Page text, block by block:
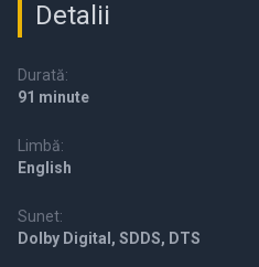
Detalii
Durată:
91 minute
Limbă:
English
Sunet:
Dolby Digital, SDDS, DTS